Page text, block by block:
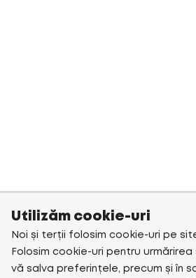
Utilizăm cookie-uri
Noi și terții folosim cookie-uri pe
Folosim cookie-uri pentru
vă salva preferințele, precum și în